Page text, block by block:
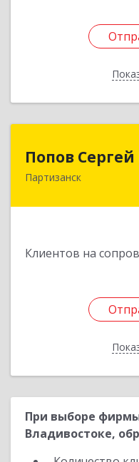
Попов
Партизанск
Клиентов на
Попов
692922,
При выборе
Владивостоке,